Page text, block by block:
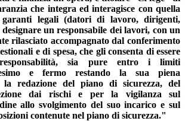
che integra ed interagisce con quella
legali (datori di lavoro, dirigenti,
un responsabile dei lavori, con un
rilasciato accompagnato dal conferimento
e di spesa, che gli consenta di essere
sia pure entro i limiti
e fermo restando la sua piena
la redazione del piano di sicurezza, del
dai rischi e per la vigilanza sul
allo svolgimento del suo incarico e sul
contenute nel piano di sicurezza."